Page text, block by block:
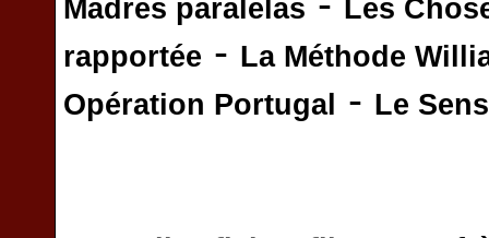
Madres paralelas
Les
rapportée - La Méthode
Opération Portugal
- Le